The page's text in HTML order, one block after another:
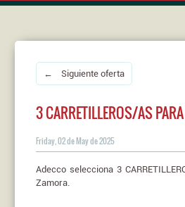
← Siguiente oferta
3 CARRETILLEROS/AS
Friday, 02 de May de 2025
Adecco selecciona 3
Zamora.